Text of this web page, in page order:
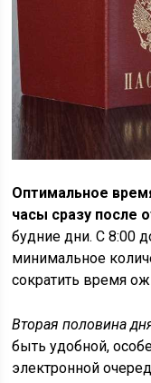
Оптимальное
часы сразу после
будние дни. С 8:00
минимальное
сократить время
Вторая половина
быть удобной,
электронной